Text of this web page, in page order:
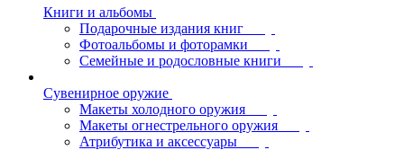
Книги и альбомы
Подарочные издания книг
Фотоальбомы и фоторамки
Семейные и родословные книги
Сувенирное оружие
Макеты холодного оружия
Макеты огнестрельного оружия
Атрибутика и аксессуары